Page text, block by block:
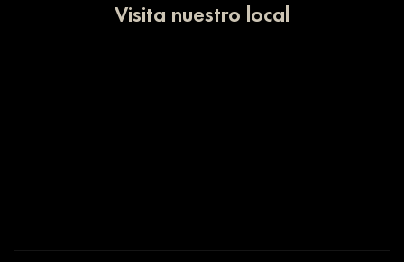
Visita nuestro local